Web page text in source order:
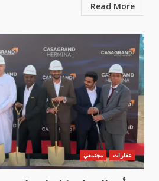
Read More
عقارات مجتمعي